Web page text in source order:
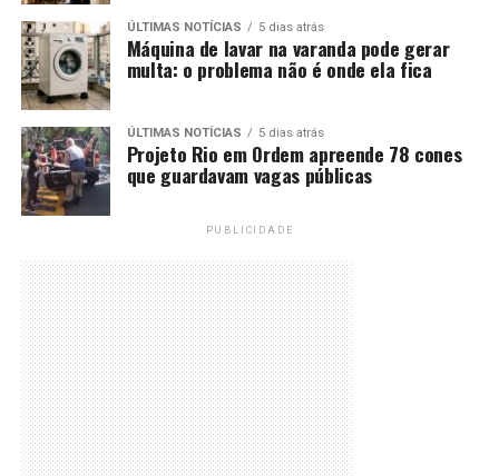
ÚLTIMAS NOTÍCIAS 5 dias atrás
Máquina de lavar na varanda pode gerar
multa: o problema não é onde ela fica
ÚLTIMAS NOTÍCIAS 5 dias atrás
Projeto Rio em Ordem apreende 78 cones
que guardavam vagas públicas
PUBLICIDADE